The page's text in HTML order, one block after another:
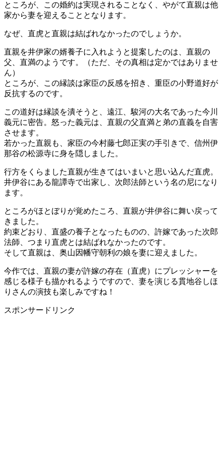
ところが、この婚約は実現されることなく、やがて直親は他
家から妻を迎えることとなります。
なぜ、直虎と直親は結ばれなかったのでしょうか。
直親を井伊家の婿養子に入れようと提案したのは、直親の
父、直満のようです。（ただ、その真相は定かではありませ
ん）
ところが、この縁談は家臣の反感を招き、重臣の小野道好が
反抗するのです。
この道好は縁談を潰そうと、遠江、駿河の大名であった今川
義元に密告。怒った義元は、直親の父直満と弟の直義を自害
させます。
若かった直親も、家臣の今村藤七郎正実の手引きで、信州伊
那谷の松源寺に身を隠しました。
行方をくらました直親が生きてはいまいと思い込んだ直虎。
井伊谷にある龍譚寺で出家し、次郎法師という名の尼になり
ます。
ところがほとぼりが覚めたころ、直親が井伊谷に舞い戻って
きました。
約束どおり、直盛の養子となったものの、許嫁であった次郎
法師、つまり直虎とは結ばれなかったのです。
そして直親は、奥山因幡守朝利の娘を妻に迎えました。
今作では、直親の妻が許嫁の存在（直虎）にプレッシャーを
感じる様子も描かれるようですので、妻を演じる貫地谷しほ
りさんの演技も楽しみですね！
スポンサードリンク